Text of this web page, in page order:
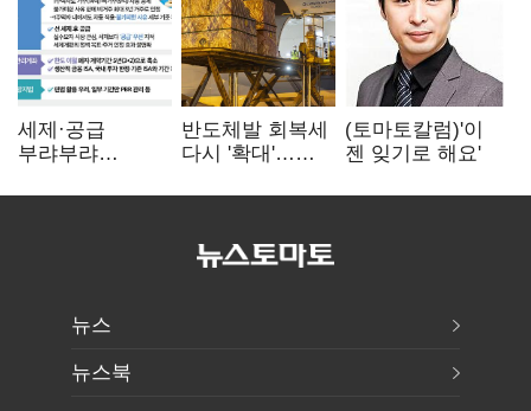
세제·공급
부랴부랴
김윤덕' 책임론
반도체발 회복세
다시 '확대'…
5.8% 반등
(토마토칼럼)'이
젠 잊기로 해요'
뉴스
뉴스북